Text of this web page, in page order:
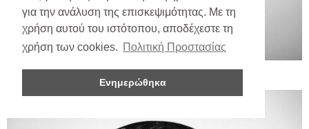
για την ανάλυση της επισκεψιμότητας. Με τη
χρήση αυτού του ιστότοπου, αποδέχεστε τη
χρήση των cookies. Πολιτική Προστασίας
Ενημερώθηκα